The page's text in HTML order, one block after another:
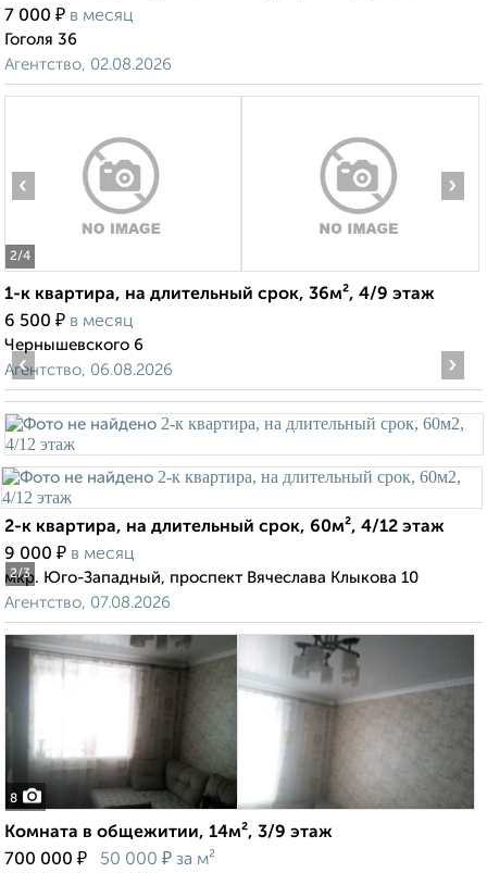
7 000 ₽ в месяц
Гоголя 36
Агентство, 02.08.2026
2/4
‹ ›
1-к квартира, на длительный срок, 36м², 4/9 этаж
6 500 ₽ в месяц
Чернышевского 6
Агентство, 06.08.2026
2/3
‹ ›
2-к квартира, на длительный срок, 60м², 4/12 этаж
9 000 ₽ в месяц
мкр. Юго-Западный, проспект Вячеслава Клыкова 10
Агентство, 07.08.2026
8
Комната в общежитии, 14м², 3/9 этаж
700 000 ₽ 50 000 ₽ за м²